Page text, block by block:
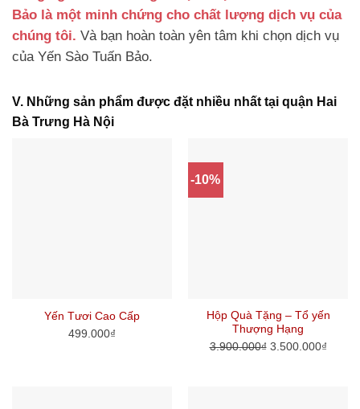
Bảo là một minh chứng cho chất lượng dịch vụ của
chúng tôi. Và bạn hoàn toàn yên tâm khi chọn dịch vụ
của Yến Sào Tuấn Bảo.
V. Những sản phẩm được đặt nhiều nhất tại quận Hai
Bà Trưng Hà Nội
Yến Tươi Cao Cấp
499.000₫
-10%
Hộp Quà Tặng – Tổ yến
Thượng Hạng
3.900.000₫ 3.500.000₫